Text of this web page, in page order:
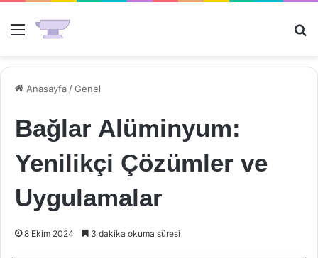
Menü
Anasayfa /Genel
Bağlar Alüminyum:
Yenilikçi Çözümler ve
Uygulamalar
8 Ekim 2024 3 dakika okuma süresi